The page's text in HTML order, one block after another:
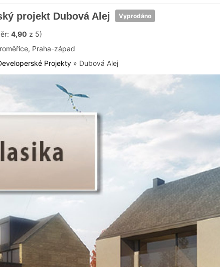
projekt Dubová Alej Vyprodáno
4,90 z 5)
, Praha-západ
Projekty » Dubová Alej